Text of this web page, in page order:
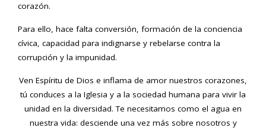
corazón.
Para ello, hace falta conversión, formación de la conciencia
cívica, capacidad para indignarse y rebelarse contra la
corrupción y la impunidad.
Ven Espíritu de Dios e inflama de amor nuestros corazones,
tú conduces a la Iglesia y a la sociedad humana para vivir la
unidad en la diversidad. Te necesitamos como el agua en
nuestra vida: desciende una vez más sobre nosotros y